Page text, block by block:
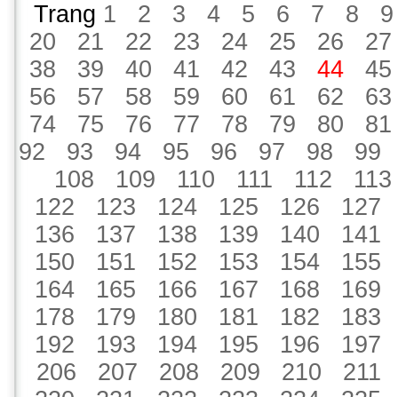
Trang 1 2 3 4 5 6 7 8
9
20
21 22 23 24 25 26
27
38
39 40 41 42 43 44
45
56
57 58 59 60 61 62
63
74
75 76 77 78 79 80
81
92
93 94 95 96 97 98
99
108
109 110 111 112
113
122
123 124 125 126
127
136
137 138 139 140
141
150
151 152 153 154
155
164
165 166 167 168
169
178
179 180 181 182
183
192
193 194 195 196
197
206
207 208 209 210
211